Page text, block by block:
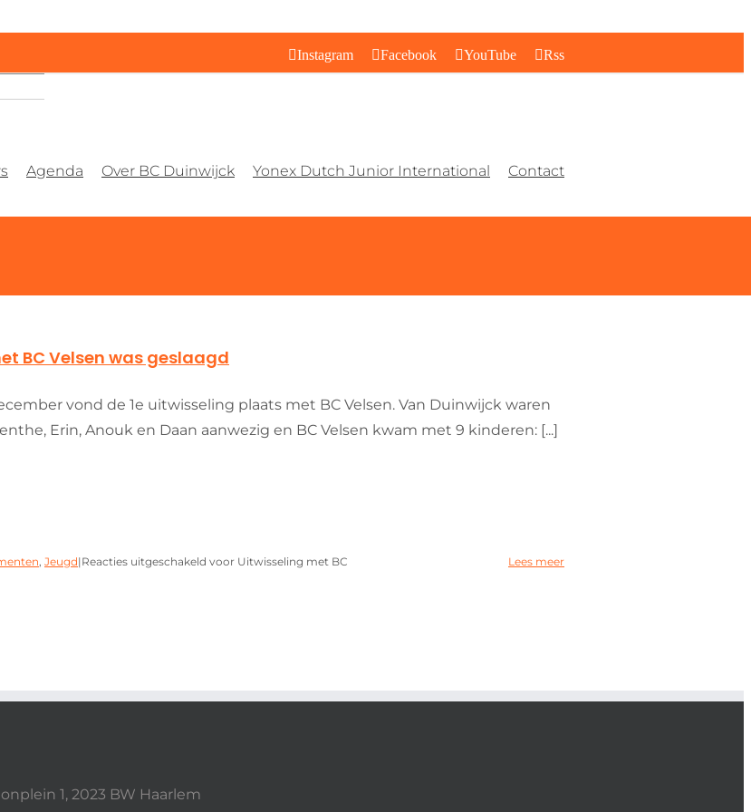
Instagram Facebook YouTube Rss
Agenda Over BC Duinwijck Yonex Dutch Junior International Contact
BC Velsen was geslaagd
vond de 1e uitwisseling plaats met BC Velsen. Van Duinwijck waren
Erin, Anouk en Daan aanwezig en BC Velsen kwam met 9 kinderen: [...]
, Jeugd|Reacties uitgeschakeld voor Uitwisseling met BC
Lees meer
1, 2023 BW Haarlem